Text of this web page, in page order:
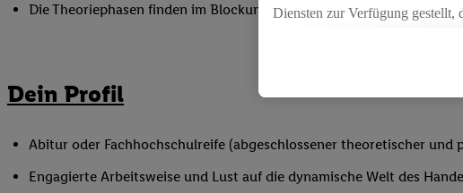
Die Theoriephasen finden im Blockunterricht an einem externen
Dein Profil
Abitur oder Fachhochschulreife (abgeschlossener theoretischer und
Engagierte Arbeitsweise und Lust auf die dynamische Welt des
Diensten zur Verfügung gestellt,
Die Erstellung personalisierter
angereicherten Profilen. Dies
Ihr Kaufverhalten in den Lidl-
Speichern von und/ oder dem
zur Leistungs-/ Erfolgsmessung